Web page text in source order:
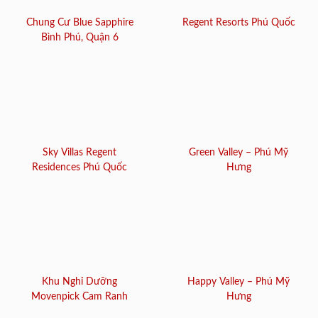
Chung Cư Blue Sapphire
Bình Phú, Quận 6
Regent Resorts Phú Quốc
Sky Villas Regent
Residences Phú Quốc
Green Valley – Phú Mỹ
Hưng
Khu Nghỉ Dưỡng
Movenpick Cam Ranh
Happy Valley – Phú Mỹ
Hưng